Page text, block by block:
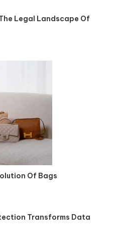
Legal Landscape Of
Of Bags
Transforms Data